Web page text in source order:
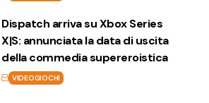
Dispatch arriva su Xbox Series
X|S: annunciata la data di uscita
della commedia supereroistica
VIDEOGIOCHI